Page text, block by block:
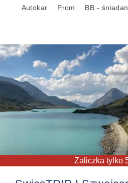
Autokar Prom BB -
Zaliczka tylko